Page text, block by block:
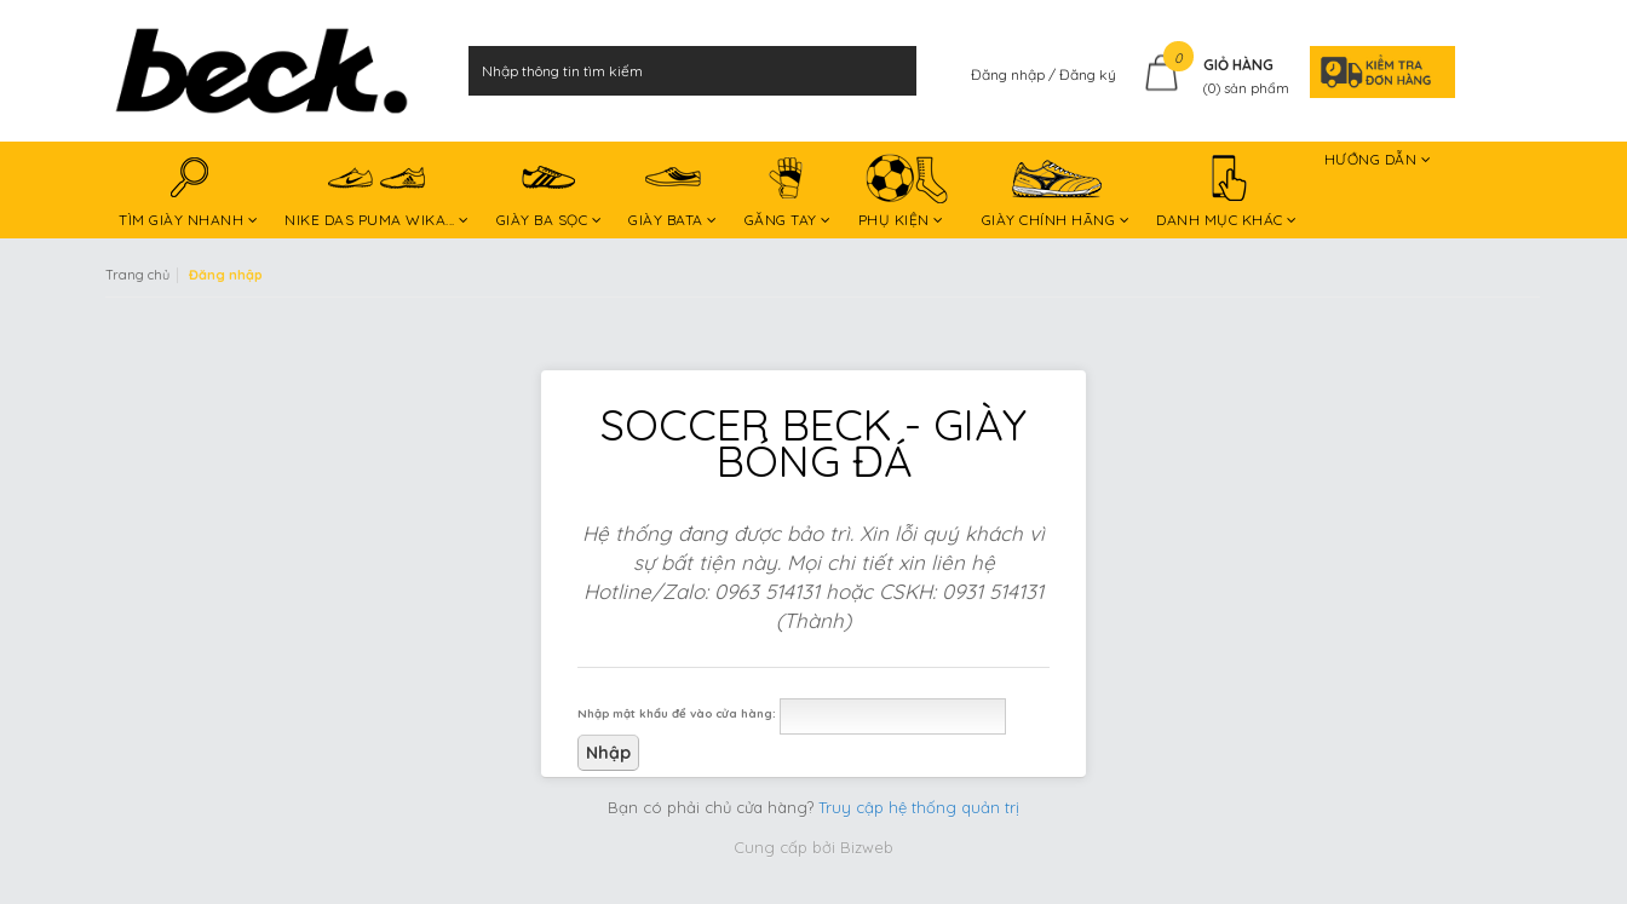
Đăng nhập Đăng ký
0 GIỎ HÀNG
(0) sản phẩm
TÌM GIÀY NHANH NIKE DAS PUMA WIKA... GIÀY BA SỌC GIÀY BATA GĂNG TAY PHỤ KIỆN GIÀY CHÍNH HÃNG DANH MỤC KHÁC
HƯỚNG DẪN
Trang chủ Đăng nhập
SOCCER BECK - GIÀY
BÓNG ĐÁ
Hệ thống đang được bảo trì. Xin lỗi quý khách vì
sự bất tiện này. Mọi chi tiết xin liên hệ
Hotline/Zalo: 0963 514131 hoặc CSKH: 0931 514131
(Thành)
Nhập mật khẩu để vào cửa hàng:
Bạn có phải chủ cửa hàng? Truy cập hệ thống quản trị
Cung cấp bởi Bizweb